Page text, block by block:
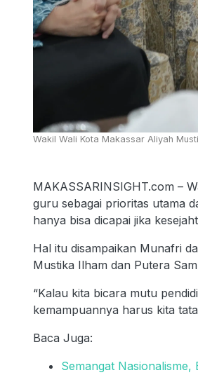
Wakil Wali Kota Makassar Aliyah
MAKASSARINSIGHT.com –
guru sebagai prioritas utama
hanya bisa dicapai jika
Hal itu disampaikan Munafri
Mustika Ilham dan Putera
“Kalau kita bicara mutu
kemampuannya harus kita
Baca Juga:
Semangat